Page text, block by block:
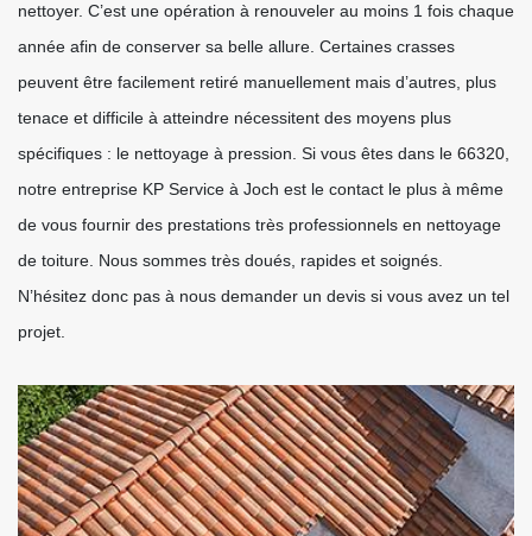
nettoyer. C’est une opération à renouveler au moins 1 fois chaque
année afin de conserver sa belle allure. Certaines crasses
peuvent être facilement retiré manuellement mais d’autres, plus
tenace et difficile à atteindre nécessitent des moyens plus
spécifiques : le nettoyage à pression. Si vous êtes dans le 66320,
notre entreprise KP Service à Joch est le contact le plus à même
de vous fournir des prestations très professionnels en nettoyage
de toiture. Nous sommes très doués, rapides et soignés.
N’hésitez donc pas à nous demander un devis si vous avez un tel
projet.